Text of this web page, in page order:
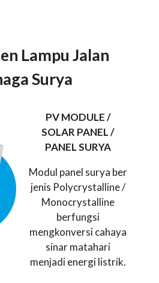
Lampu Jalan
Surya
PV MODULE /
SOLAR PANEL /
PANEL SURYA
Modul panel surya ber
jenis Polycrystalline /
Monocrystalline
berfungsi
mengkonversi cahaya
sinar matahari
menjadi energi listrik.